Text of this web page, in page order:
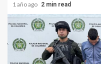
1 año ago 2 min read